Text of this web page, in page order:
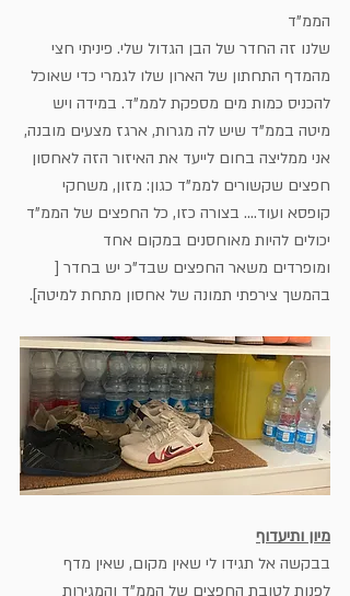
הממ"ד
שלנו זה החדר של הבן הגדול שלי. פיניתי חצי
מהמדף התחתון של הארון שלו לגמרי כדי שאוכל
להכניס כמות מים מספקת לממ"ד. במידה ויש
מיטה בממ"ד שיש לה מגרות, ארגז מצעים מובנה,
אני ממליצה בחום לייעד את האיזור הזה לאחסון
חפצים שקשורים לממ"ד כגון: מזון, משחקי
קופסא ועוד.... בצורה כזו, כל החפצים של הממ"ד
יכולים להיות מאוחסנים במקום אחד
ומופרדים משאר החפצים שבד"כ יש בחדר [
בהמשך צירפתי תמונה של אחסון מתחת למיטה].
מיון ותיעדוף
בבקשה אל תגידו לי שאין מקום, שאין מדף
לפנות לטובת החפצים של הממ"ד והמגירות